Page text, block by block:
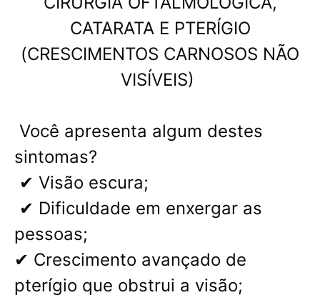
CATARATA E PTERÍGIO
(CRESCIMENTOS CARNOSOS NÃO
VISÍVEIS)
Você apresenta algum destes
sintomas?
✔ Visão escura;
✔ Dificuldade em enxergar as
pessoas;
✔ Crescimento avançado de
pterígio que obstrui a visão;